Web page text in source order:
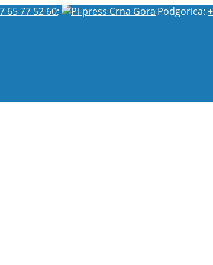
65 77 52 60; Podgorica: